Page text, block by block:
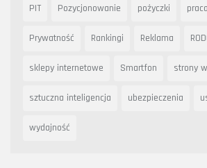
PIT Pozycjonowanie pożyczki praca
Prywatność Rankingi Reklama
sklepy internetowe Smartfon strony
sztuczna inteligencja ubezpieczenia
wydajność